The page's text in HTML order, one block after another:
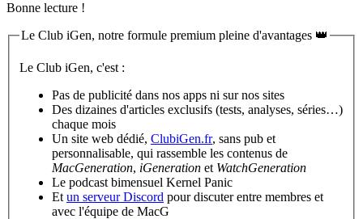
Bonne lecture !
Le Club iGen, notre formule premium pleine d'avantages 👑
Le Club iGen, c'est :
Pas de publicité dans nos apps ni sur nos sites
Des dizaines d'articles exclusifs (tests, analyses, séries…)
chaque mois
Un site web dédié, ClubiGen.fr, sans pub et
personnalisable, qui rassemble les contenus de
MacGeneration, iGeneration et WatchGeneration
Le podcast bimensuel Kernel Panic
Et un serveur Discord pour discuter entre membres et
avec l'équipe de MacG